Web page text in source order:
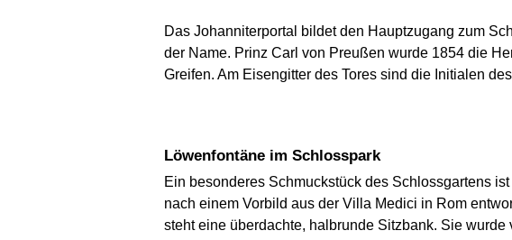
Das Johanniterportal bildet den Hauptzugang zum
der Name. Prinz Carl von Preußen wurde 1854 die
Greifen. Am Eisengitter des Tores sind die Initialen
Löwenfontäne im Schlosspark
Ein besonderes Schmuckstück des Schlossgartens
nach einem Vorbild aus der Villa Medici in Rom
steht eine überdachte, halbrunde Sitzbank. Sie